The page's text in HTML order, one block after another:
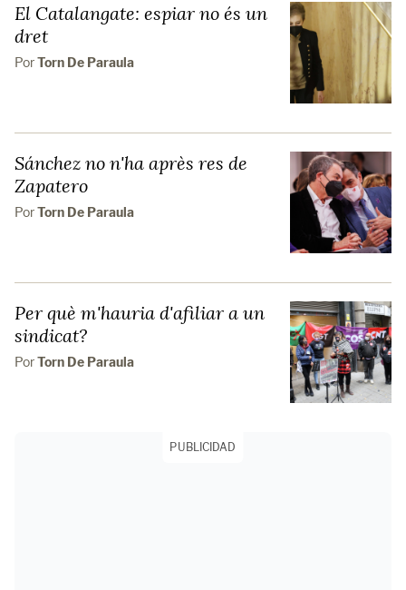
El Catalangate: espiar no és un
dret
PorTorn De Paraula
Sánchez no n'ha après res de
Zapatero
PorTorn De Paraula
Per què m'hauria d'afiliar a un
sindicat?
PorTorn De Paraula
PUBLICIDAD